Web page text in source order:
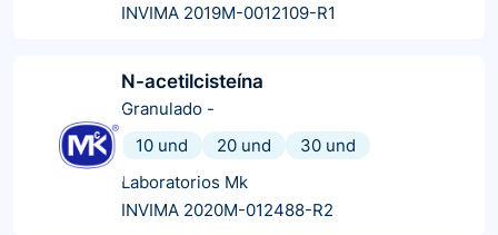
INVIMA 2019M-0012109-R1
N-acetilcisteína
Granulado -
10 und
20 und
30 und
Laboratorios Mk
INVIMA 2020M-012488-R2